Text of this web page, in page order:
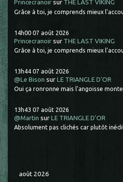
Princecranoir sur THE LAST VIKING
Grâce à toi, je comprends mieux
14h00 07 août 2026
Princecranoir sur THE LAST VIKING
Grâce à toi, je comprends mieux
13h44 07 août 2026
@Le Bison surLE TRIANGLE D'OR
Oui ça ronronne mais l'angoisse
13h43 07 août 2026
@Martin surLE TRIANGLE D'OR
Absolument pas clichés car plutôt
août 2026